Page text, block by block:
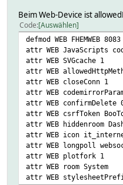
Beim Web-Device ist
Code Auswählen
defmod WEB FHEMWEB
attr WEB JavaScripts
attr WEB SVGcache 1
attr WEB
attr WEB closeConn 1
attr WEB
attr WEB confirmDelete
attr WEB csrfToken
attr WEB hiddenroom
attr WEB icon
attr WEB longpoll
attr WEB plotfork 1
attr WEB room System
attr WEB